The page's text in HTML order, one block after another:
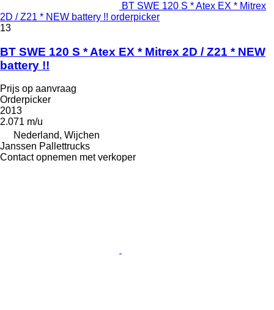
BT SWE 120 S * Atex EX * Mitrex
2D / Z21 * NEW battery !! orderpicker
13
BT SWE 120 S * Atex EX * Mitrex 2D / Z21 * NEW
battery !!
Prijs op aanvraag
Orderpicker
2013
2.071 m/u
Nederland, Wijchen
Janssen Pallettrucks
Contact opnemen met verkoper